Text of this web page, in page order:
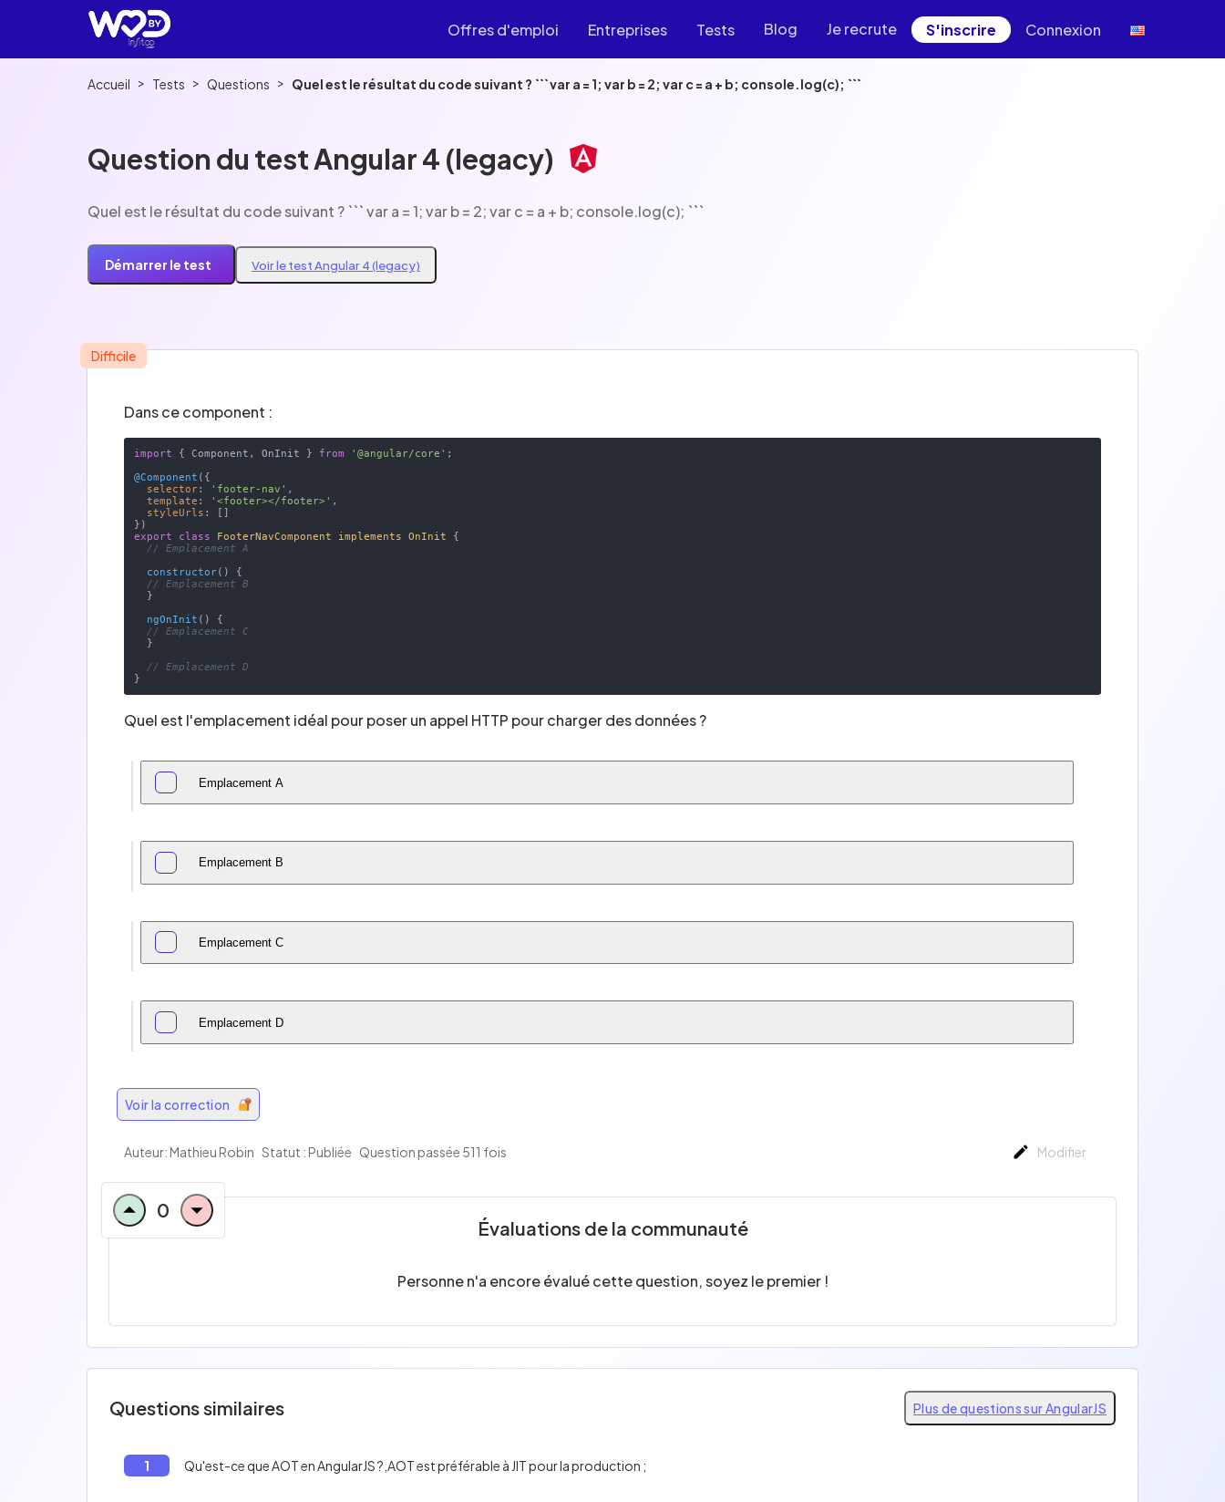
Offres d'emploi Entreprises Tests Blog Je recrute S'inscrire Connexion
Accueil > Tests > Questions > Quel est le résultat du code suivant ? ``` var a = 1; var b = 2; var c = a + b; console.log(c); ```
Question du test Angular 4 (legacy)
Quel est le résultat du code suivant ? ``` var a = 1; var b = 2; var c = a + b; console.log(c); ```
Démarrer le test Voir le test Angular 4 (legacy)
Difficile
Dans ce component :
import { Component, OnInit } from '@angular/core' ;
@Component ({
selector: 'footer-nav' ,
template : '<footer></footer>' ,
styleUrls : []
export
class FooterNavComponent implements OnInit
{
// Emplacement A
constructor( )
{
// Emplacement B
ngOnInit ( )
{
// Emplacement C
// Emplacement D
Quel est l'emplacement idéal pour poser un appel HTTP pour charger des données ?
Emplacement A
Emplacement B
Emplacement C
Emplacement D
Voir la correction
Auteur: Mathieu Robin Statut : Publiée Question passée 511 fois Modifier
0
Évaluations de la communauté
Personne n'a encore évalué cette question, soyez le premier !
Questions similaires Plus de questions sur AngularJS
1 Qu'est-ce que AOT en AngularJS ?,AOT est préférable à JIT pour la production ;